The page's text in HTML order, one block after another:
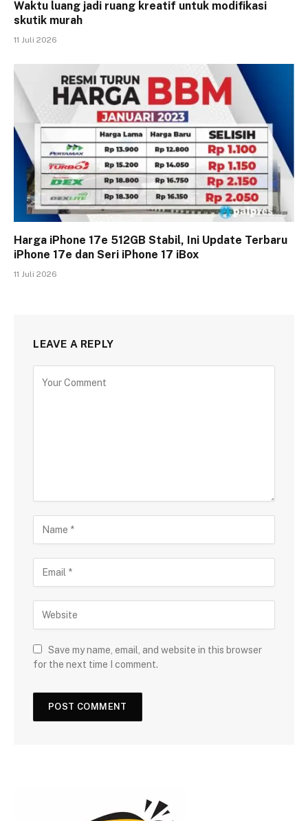
Waktu luang jadi ruang kreatif untuk modifikasi
skutik murah
11 Juli 2026
Harga iPhone 17e 512GB Stabil, Ini Update Terbaru
iPhone 17e dan Seri iPhone 17 iBox
11 Juli 2026
LEAVE A REPLY
Save my name, email, and website in this browser
for the next time I comment.